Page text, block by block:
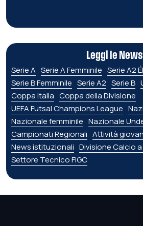
Leggi le News
Serie A Serie A Femminile Serie A2
Serie B Femminile Serie A2 Serie B
Coppa Italia Coppa della Divisione
UEFA Futsal Champions League
Nazionale femminile Nazionale
Campionati Regionali Attività
News istituzionali Divisione Calcio a
Settore Tecnico FIGC